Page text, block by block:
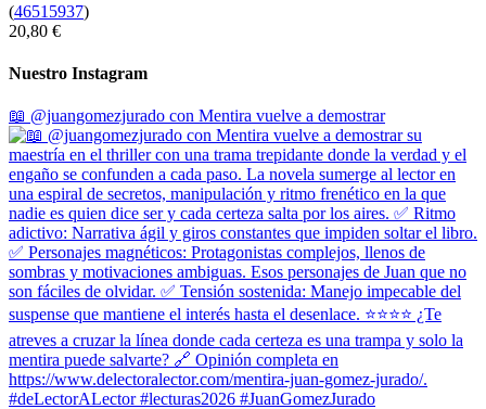
(46515937)
20,80 €
Nuestro Instagram
📖 @juangomezjurado con Mentira vuelve a demostrar